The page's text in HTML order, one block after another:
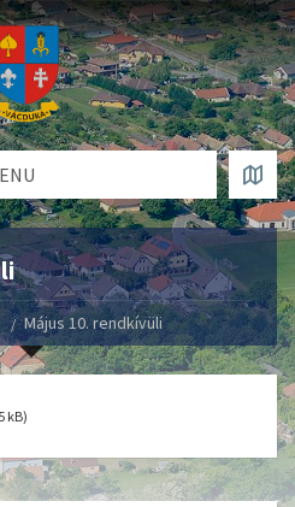
Május 10. rendkívüli
kB)